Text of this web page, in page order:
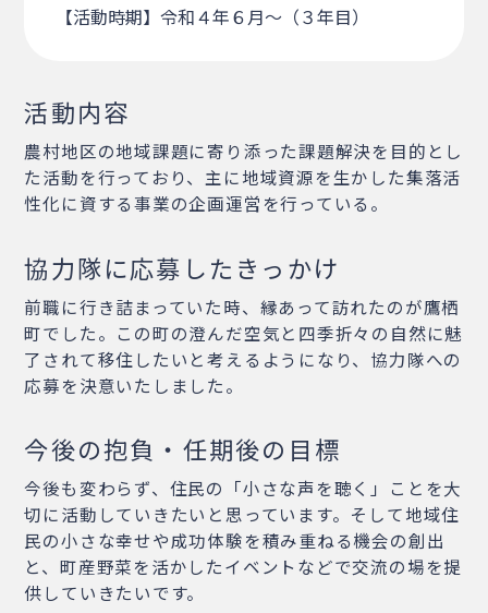
【活動時期】令和４年６月～（３年目）
活動内容
農村地区の地域課題に寄り添った課題解決を目的とし
た活動を行っており、主に地域資源を生かした集落活
性化に資する事業の企画運営を行っている。
協力隊に応募したきっかけ
前職に行き詰まっていた時、縁あって訪れたのが鷹栖
町でした。この町の澄んだ空気と四季折々の自然に魅
了されて移住したいと考えるようになり、協力隊への
応募を決意いたしました。
今後の抱負・任期後の目標
今後も変わらず、住民の「小さな声を聴く」ことを大
切に活動していきたいと思っています。そして地域住
民の小さな幸せや成功体験を積み重ねる機会の創出
と、町産野菜を活かしたイベントなどで交流の場を提
供していきたいです。